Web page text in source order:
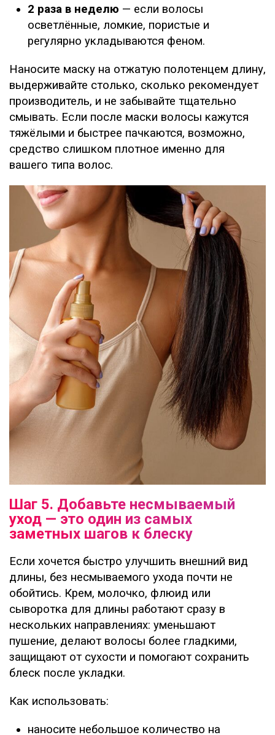
2 раза в неделю — если волосы
осветлённые, ломкие, пористые и
регулярно укладываются феном.
Наносите маску на отжатую полотенцем длину,
выдерживайте столько, сколько рекомендует
производитель, и не забывайте тщательно
смывать. Если после маски волосы кажутся
тяжёлыми и быстрее пачкаются, возможно,
средство слишком плотное именно для
вашего типа волос.
Шаг 5. Добавьте несмываемый
уход — это один из самых
заметных шагов к блеску
Если хочется быстро улучшить внешний вид
длины, без несмываемого ухода почти не
обойтись. Крем, молочко, флюид или
сыворотка для длины работают сразу в
нескольких направлениях: уменьшают
пушение, делают волосы более гладкими,
защищают от сухости и помогают сохранить
блеск после укладки.
Как использовать:
наносите небольшое количество на